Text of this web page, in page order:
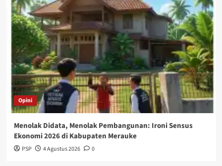
Opini
Menolak Didata, Menolak Pembangunan: Ironi Sensus
Ekonomi 2026 di Kabupaten Merauke
PSP 4 Agustus 2026 0